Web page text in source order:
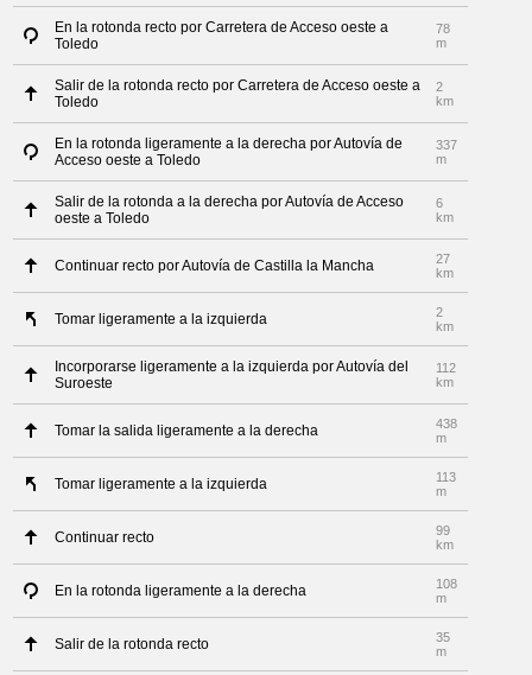
En la rotonda recto por Carretera de Acceso oeste a
Toledo
78
m
Salir de la rotonda recto por Carretera de Acceso oeste a
Toledo
2
km
En la rotonda ligeramente a la derecha por Autovía de
Acceso oeste a Toledo
337
m
Salir de la rotonda a la derecha por Autovía de Acceso
oeste a Toledo
6
km
Continuar recto por Autovía de Castilla la Mancha
27
km
Tomar ligeramente a la izquierda
2
km
Incorporarse ligeramente a la izquierda por Autovía del
Suroeste
112
km
Tomar la salida ligeramente a la derecha
438
m
Tomar ligeramente a la izquierda
113
m
Continuar recto
99
km
En la rotonda ligeramente a la derecha
108
m
Salir de la rotonda recto
35
m